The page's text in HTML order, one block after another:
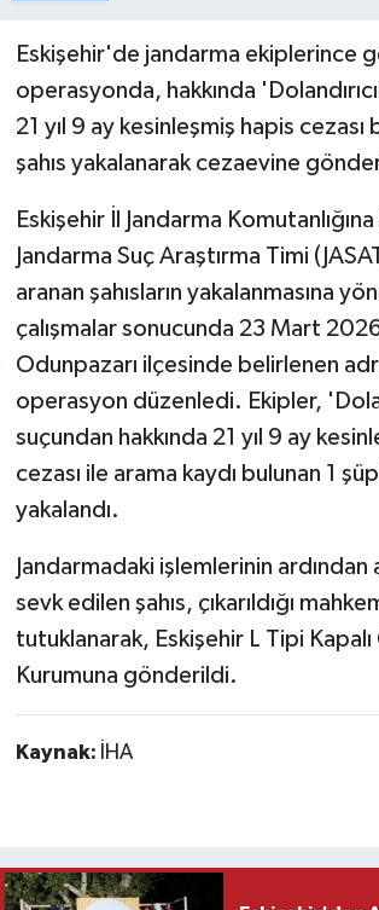
Eskişehir'de jandarma ekiplerince
operasyonda, hakkında
21 yıl 9 ay kesinleşmiş hapis cezası
şahıs yakalanarak cezaevine
Eskişehir İl Jandarma Komutanlığına
Jandarma Suç Araştırma Timi
aranan şahısların yakalanmasına
çalışmalar sonucunda 23 Mart
Odunpazarı ilçesinde belirlenen
operasyon düzenledi. Ekipler,
suçundan hakkında 21 yıl 9 ay
cezası ile arama kaydı bulunan 1
yakalandı.
Jandarmadaki işlemlerinin ardından
sevk edilen şahıs, çıkarıldığı
tutuklanarak, Eskişehir L Tipi
Kurumuna gönderildi.
Kaynak: İHA